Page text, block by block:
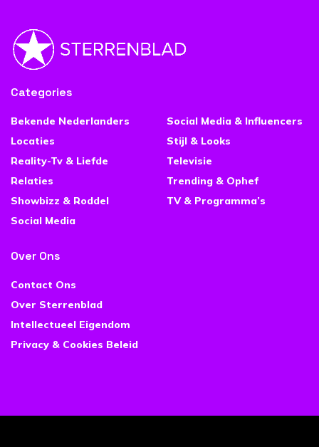
Categories
Bekende Nederlanders
Locaties
Reality-Tv & Liefde
Relaties
Showbizz & Roddel
Social Media
Social Media & Influencers
Stijl & Looks
Televisie
Trending & Ophef
TV & Programma’s
Over Ons
Contact Ons
Over Sterrenblad
Intellectueel Eigendom
Privacy & Cookies Beleid